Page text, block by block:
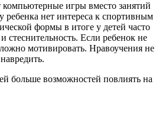
игры вместо занятий
ребенка нет интереса к спортивным
формы в итоге у детей часто
стеснительность. Если ребенок не
мотивировать. Нравоучения не
больше возможностей повлиять на